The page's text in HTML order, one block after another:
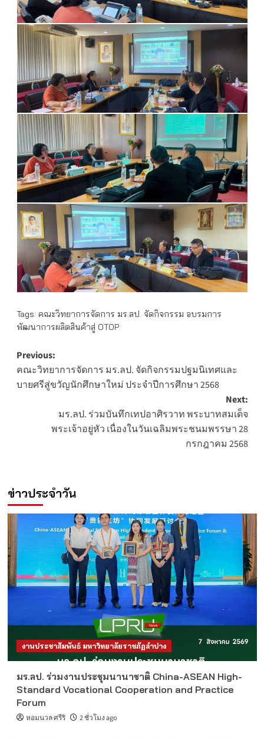
Tags: คณะวิทยาการจัดการ มร.ลป. จัดกิจกรรม อบรมการ
พัฒนาการผลิตสินค้าสู่ OTOP
Post
navigation
Previous:
คณะวิทยาการจัดการ มร.ลป. จัดกิจกรรมปฐมนิเทศและ
บายศรีสู่ขวัญนักศึกษาใหม่ ประจำปีการศึกษา 2568
Next:
มร.ลป. ร่วมบันทึกเทปอาศิรวาท พระบาทสมเด็จ
พระเจ้าอยู่หัว เนื่องในวันเฉลิมพระชนมพรรษา 28
กรกฎาคม 2568
ข่าวประจำวัน
งานประชาสัมพันธ์ มหาวิทยาลัยราชภัฏลำปาง
มร.ลป. ร่วมงานประชุมนานาชาติ China-ASEAN High-
Standard Vocational Cooperation and Practice
Forum
หอมนวล ศรีริ 2 ชั่วโมง ago